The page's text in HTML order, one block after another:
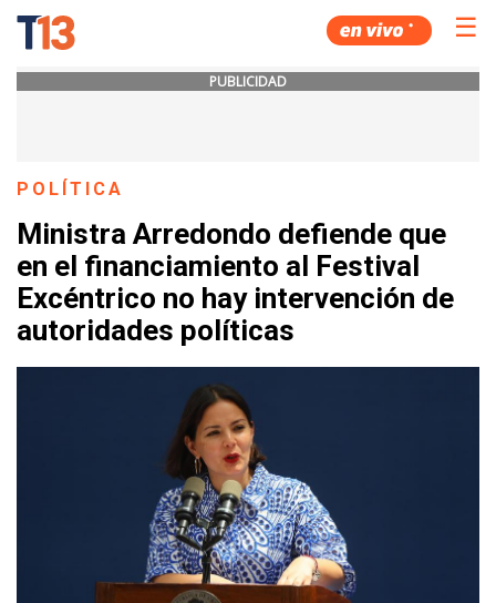
☰
PUBLICIDAD
POLÍTICA
Ministra Arredondo defiende que
en el financiamiento al Festival
Excéntrico no hay intervención de
autoridades políticas